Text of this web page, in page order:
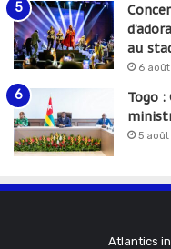
au
6
Togo
5
Atlantics